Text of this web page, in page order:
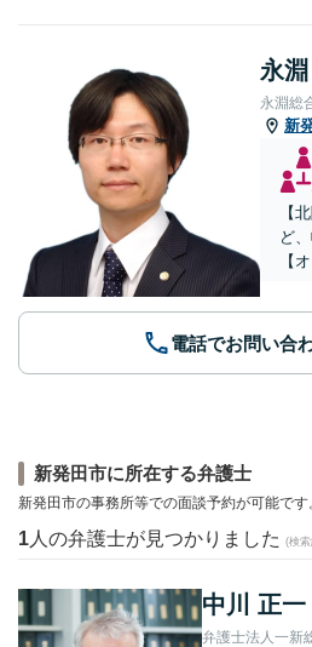
永
永淵総
新
【
ど
【
電話でお問い合
新発田市に所在する弁護士
新発田市の事務所等での面談予約が可能です
1 人の弁護士が見つかりました (検
中川 正一
弁護士法人一新